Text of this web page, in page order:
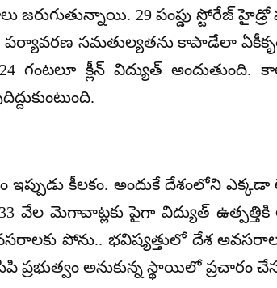
29 పంప్డు స్టోరేజ్ హైడ్రో
సమతుల్యతను కాపాడేలా ఏకీకృత
క్లీన్ విద్యుత్ అందుతుంది.
కీలకం. అందుకే దేశంలోని
వేల మెగావాట్లకు పైగా విద్యుత్
పోను.. భవిష్యత్తులో దేశ
ప్రభుత్వం అనుకున్న స్థాయిలో